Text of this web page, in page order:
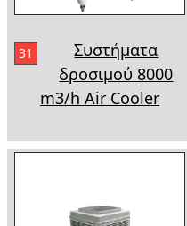
31
Συστήματα
δροσιμού 8000
m3/h Air Cooler